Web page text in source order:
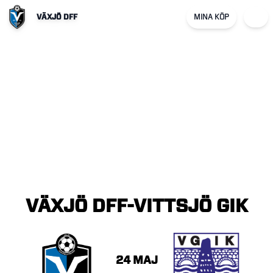
VÄXJÖ DFF MINA KÖP
VÄXJÖ DFF-VITTSJÖ GIK
24 MAJ